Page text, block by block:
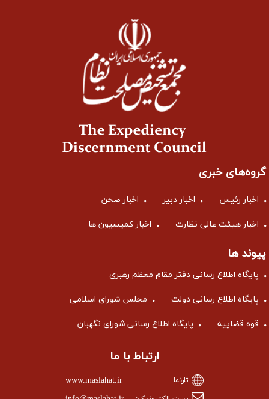
خبری
رئیس اخبار دبیر اخبار صحن
هیئت عالی نظارت اخبار کمیسیون ها
ها
اطلاع رسانی دفتر مقام معظم رهبری
اطلاع رسانی دولت مجلس شورای اسلامی
قضاییه پایگاه اطلاع رسانی شورای نگهبان
ارتباط با ما
تارنما: www.maslahat.ir